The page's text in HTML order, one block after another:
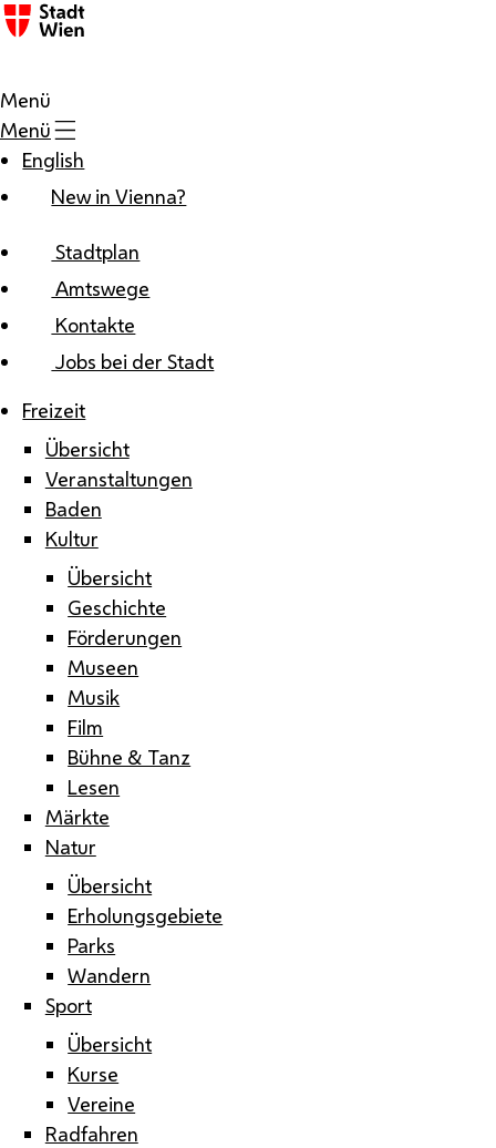
Zum Inhalt
Menü
Menü
English
New in Vienna?
Stadtplan
Amtswege
Kontakte
Jobs bei der Stadt
Freizeit
Übersicht
Veranstaltungen
Baden
Kultur
Übersicht
Geschichte
Förderungen
Museen
Musik
Film
Bühne & Tanz
Lesen
Märkte
Natur
Übersicht
Erholungsgebiete
Parks
Wandern
Sport
Übersicht
Kurse
Vereine
Radfahren